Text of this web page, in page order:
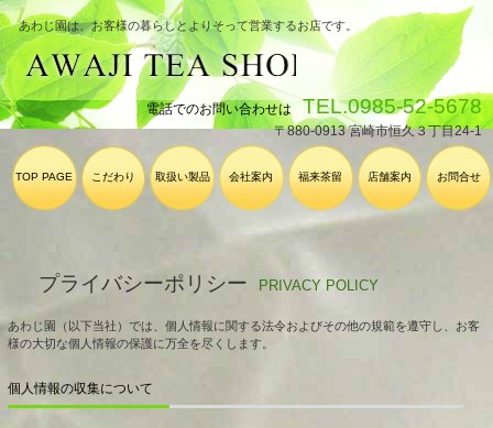
あわじ園は、お客様の暮らしとよりそって営業するお店です。
電話でのお問い合わせは TEL.0985-52-5678
〒880-0913 宮崎市恒久３丁目24-1
プライバシーポリシー PRIVACY POLICY
あわじ園（以下当社）では、個人情報に関する法令およびその他の規範を遵守し、お客
様の大切な個人情報の保護に万全を尽くします。
個人情報の収集について
TOP PAGE こだわり 取扱い製品 会社案内 福来茶留 店舗案内 お問合せ